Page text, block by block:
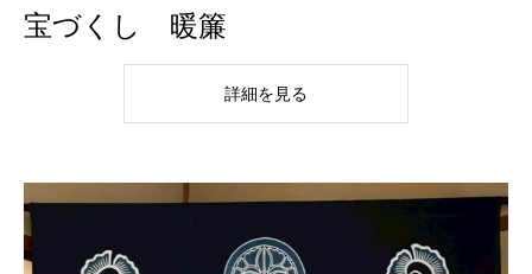
宝づくし 暖簾
詳細を見る